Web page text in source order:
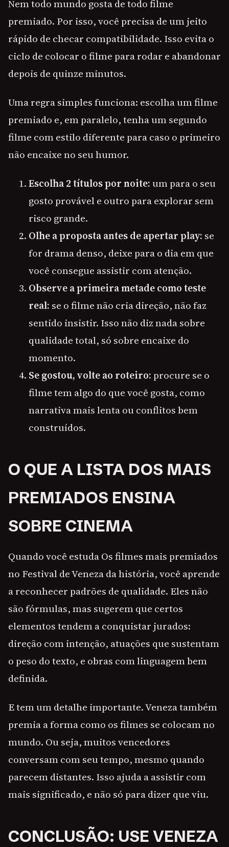
Nem todo mundo gosta de todo filme
premiado. Por isso, você precisa de um jeito
rápido de checar compatibilidade. Isso evita o
ciclo de colocar o filme para rodar e abandonar
depois de quinze minutos.
Uma regra simples funciona: escolha um filme
premiado e, em paralelo, tenha um segundo
filme com estilo diferente para caso o primeiro
não encaixe no seu humor.
Escolha 2 títulos por noite:um para o seu
gosto provável e outro para explorar sem
risco grande.
Olhe a proposta antes de apertar play: se
for drama denso, deixe para o dia em que
você consegue assistir com atenção.
Observe a primeira metade como teste
real: se o filme não cria direção, não faz
sentido insistir. Isso não diz nada sobre
qualidade total, só sobre encaixe do
momento.
Se gostou, volte ao roteiro:procure se o
filme tem algo do que você gosta, como
narrativa mais lenta ou conflitos bem
construídos.
O QUE A LISTA DOS MAIS
PREMIADOS ENSINA
SOBRE CINEMA
Quando você estuda Os filmes mais premiados
no Festival de Veneza da história, você aprende
a reconhecer padrões de qualidade. Eles não
são fórmulas, mas sugerem que certos
elementos tendem a conquistar jurados:
direção com intenção, atuações que sustentam
o peso do texto, e obras com linguagem bem
definida.
E tem um detalhe importante. Veneza também
premia a forma como os filmes se colocam no
mundo. Ou seja, muitos vencedores
conversam com seu tempo, mesmo quando
parecem distantes. Isso ajuda a assistir com
mais significado, e não só para dizer que viu.
CONCLUSÃO: USE VENEZA